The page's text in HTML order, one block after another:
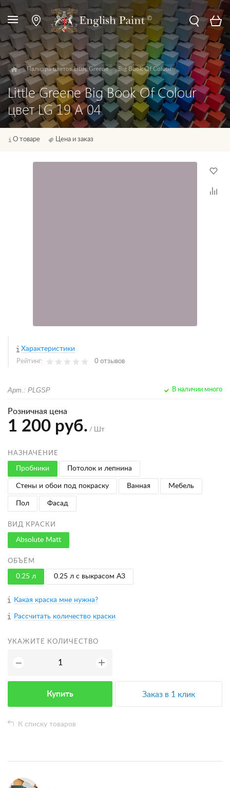
Палитра цветов Little Greene Big Book Of Colour
Little Greene Big Book Of Colour
цвет LG 19 A 04
О товаре Цена и заказ
Характеристики
Рейтинг: 0 отзывов
Арт.: PLGSP В наличии много
Розничная цена
1 200 руб. / Шт
НАЗНАЧЕНИЕ
Пробники Потолок и лепнина
Стены и обои под покраску Ванная Мебель
Пол Фасад
ВИД КРАСКИ
Absolute Matt
ОБЪЁМ
0.25 л 0.25 л с выкрасом A3
Какая краска мне нужна?
Рассчитать количество краски
УКАЖИТЕ КОЛИЧЕСТВО
− +
Купить Заказ в 1 клик
К списку товаров